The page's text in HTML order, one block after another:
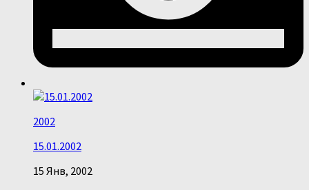
2002
15.01.2002
15 Янв, 2002